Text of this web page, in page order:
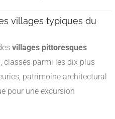
villages typiques du
villages pittoresques
classés parmi les dix plus
patrimoine architectural
pour une excursion